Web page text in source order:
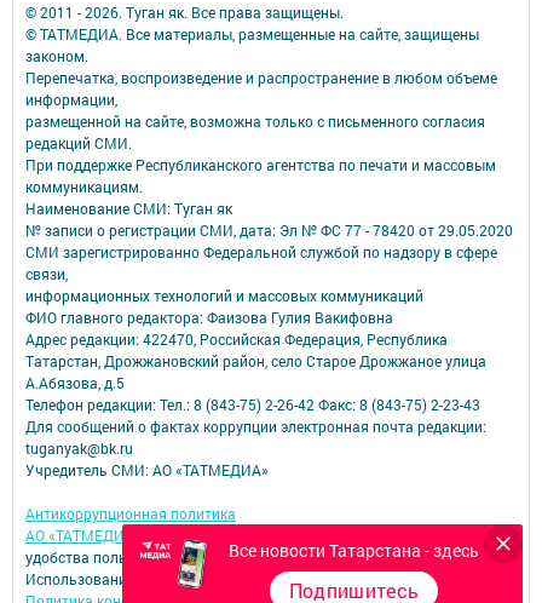
Все новости Татарстана - здесь
Подпишитесь
© 2011 - 2026. Туган як. Все права защищены.
© ТАТМЕДИА. Все материалы, размещенные на сайте, защищены
законом.
Перепечатка, воспроизведение и распространение в любом объеме
информации,
размещенной на сайте, возможна только с письменного согласия
редакций СМИ.
При поддержке Республиканского агентства по печати и массовым
коммуникациям.
Наименование СМИ: Туган як
№ записи о регистрации СМИ, дата: Эл № ФС 77 - 78420 от 29.05.2020
СМИ зарегистрированно Федеральной службой по надзору в сфере
связи,
информационных технологий и массовых коммуникаций
ФИО главного редактора: Фаизова Гулия Вакифовна
Адрес редакции: 422470, Российская Федерация, Республика
Татарстан, Дрожжановский район, село Старое Дрожжаное улица
А.Абязова, д.5
Телефон редакции: Тел.: 8 (843-75) 2-26-42 Факс: 8 (843-75) 2-23-43
Для сообщений о фактах коррупции электронная почта редакции:
tuganyak@bk.ru
Учредитель СМИ: АО «ТАТМЕДИА»
Антикоррупционная политика
АО «ТАТМЕДИА» использует «cookie»
для персонализации сервисов и
удобства пользователей сайтом.
Использование «cookie» можно отменить в настройках браузера.